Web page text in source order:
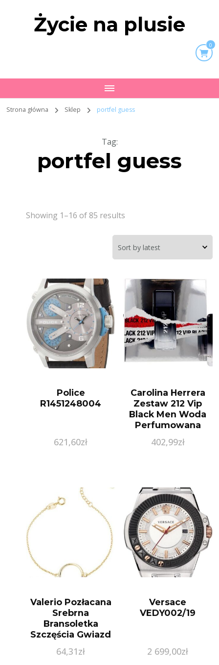
Życie na plusie
0
Strona główna Sklep portfel guess
Tag:
portfel guess
Showing 1–16 of 85 results
Police
R1451248004
621,60zł
Carolina Herrera
Zestaw 212 Vip
Black Men Woda
Perfumowana
402,99zł
Valerio Pozłacana
Srebrna
Bransoletka
Szczęścia Gwiazd
Circle Ring
64,31zł
Versace
VEDY002/19
2 699,00zł